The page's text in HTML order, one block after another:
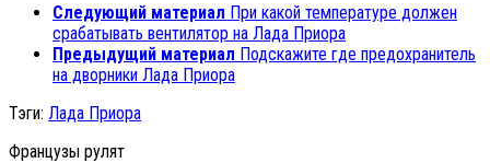
Следующий материал При какой температуре должен
срабатывать вентилятор на Лада Приора
Предыдущий материал Подскажите где предохранитель
на дворники Лада Приора
Тэги: Лада Приора
Французы рулят